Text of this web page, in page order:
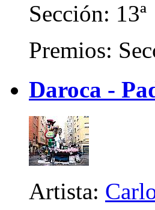
Sección: 13ª
Premios:
Daroca -
Artista: